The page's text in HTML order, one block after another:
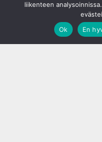
liikenteen
Ok
En